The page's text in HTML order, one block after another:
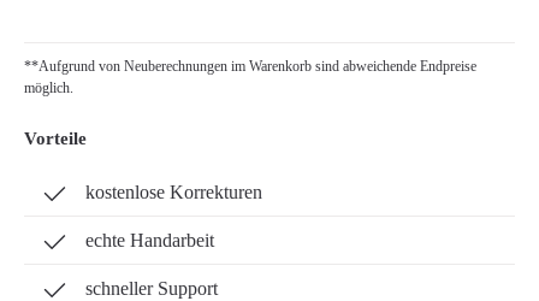
**Aufgrund von Neuberechnungen im Warenkorb sind abweichende Endpreise
möglich.
Vorteile
kostenlose Korrekturen
echte Handarbeit
schneller Support